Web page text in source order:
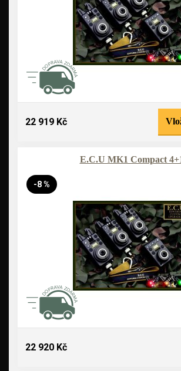
22 919 Kč
E.C.U MK1 Compact
-8 %
22 920 Kč